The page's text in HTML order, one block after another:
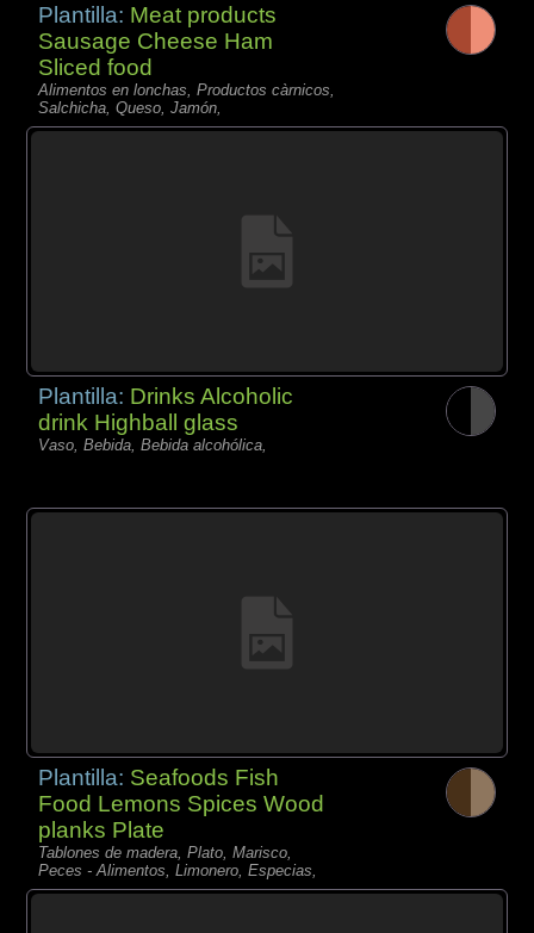
Plantilla: Meat products
Sausage Cheese Ham
Sliced food
Alimentos en lonchas, Productos càrnicos,
Salchicha, Queso, Jamón,
Plantilla: Drinks Alcoholic
drink Highball glass
Vaso, Bebida, Bebida alcohólica,
Plantilla: Seafoods Fish
Food Lemons Spices Wood
planks Plate
Tablones de madera, Plato, Marisco,
Peces - Alimentos, Limonero, Especias,